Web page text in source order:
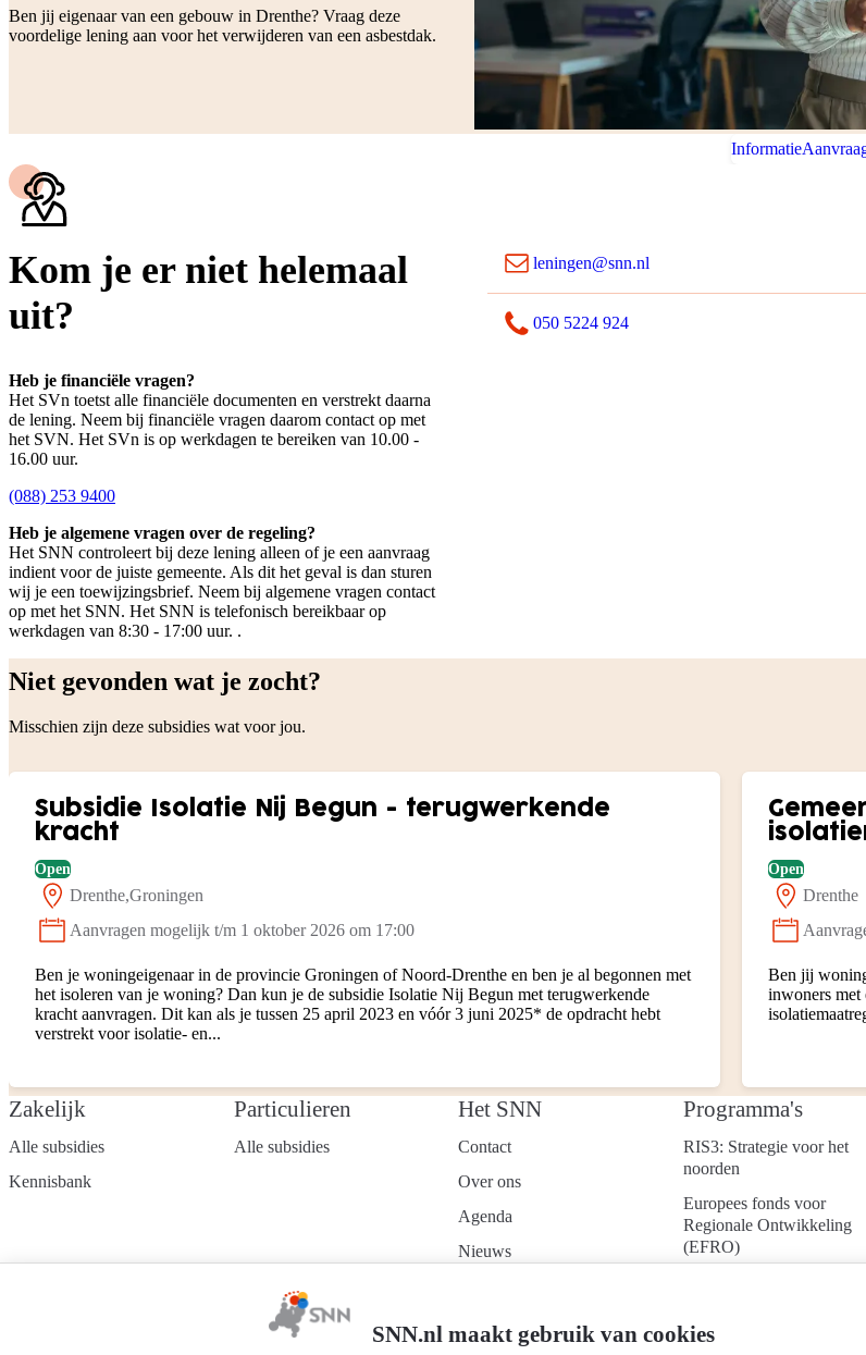
SNN.nl maakt gebruik van cookies
Ben jij eigenaar van een gebouw in Drenthe? Vraag deze
voordelige lening aan voor het verwijderen van een asbestdak.
Informatie
Kom je er niet helemaal
uit?
Heb je financiële vragen?
Het SVn toetst alle financiële documenten en verstrekt daarna
de lening. Neem bij financiële vragen daarom contact op met
het SVN. Het SVn is op werkdagen te bereiken van 10.00 -
16.00 uur.
(088) 253 9400
Heb je algemene vragen over de regeling?
Het SNN controleert bij deze lening alleen of je een aanvraag
indient voor de juiste gemeente. Als dit het geval is dan sturen
wij je een toewijzingsbrief. Neem bij algemene vragen contact
op met het SNN. Het SNN is telefonisch bereikbaar op
werkdagen van 8:30 - 17:00 uur. .
leningen@snn.nl
050 5224 924
Niet gevonden wat je zocht?
Misschien zijn deze subsidies wat voor jou.
Subsidie Isolatie Nij Begun - terugwerkende
kracht
Open
Locatie:
Drenthe Groningen
Status:
Aanvragen mogelijk t/m 1 oktober 2026 om 17:00
Ben je woningeigenaar in de provincie Groningen of Noord-Drenthe en ben je al begonnen met
het isoleren van je woning? Dan kun je de subsidie Isolatie Nij Begun met terugwerkende
kracht aanvragen. Dit kan als je tussen 25 april 2023 en vóór 3 juni 2025* de opdracht hebt
verstrekt voor isolatie- en...
Open
Locatie:
Drenthe
Status:
Ben jij
inwoners met
Zakelijk
Alle subsidies
Kennisbank
Particulieren
Alle subsidies
Het SNN
Contact
Over ons
Agenda
Nieuws
Meld je aan voor onze
nieuwsbrief
Programma's
RIS3: Strategie voor het
noorden
Europees fonds voor
Regionale Ontwikkeling
(EFRO)
Gemeenschappelijk